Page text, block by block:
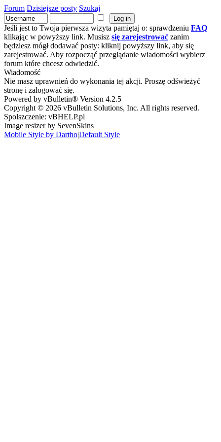
Forum Dzisiejsze posty Szukaj
Jeśli jest to Twoja pierwsza wizyta pamiętaj o: sprawdzeniu FAQ
klikając w powyższy link. Musisz się zarejestrować zanim
będziesz mógł dodawać posty: kliknij powyższy link, aby się
zarejestrować. Aby rozpocząć przeglądanie wiadomości wybierz
forum które chcesz odwiedzić.
Wiadomość
Nie masz uprawnień do wykonania tej akcji. Proszę odświeżyć
stronę i zalogować się.
Powered by vBulletin® Version 4.2.5
Copyright © 2026 vBulletin Solutions, Inc. All rights reserved.
Spolszczenie: vBHELP.pl
Image resizer by SevenSkins
Mobile Style by Dartho|Default Style